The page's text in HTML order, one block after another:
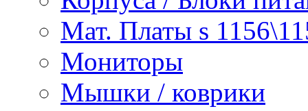
Мат. Платы s
Мониторы
Мышки / коврики